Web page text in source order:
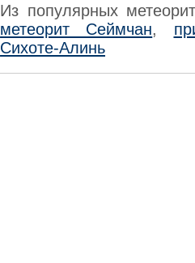
Из популярных
метеорит Сеймчан,
Сихоте-Алинь